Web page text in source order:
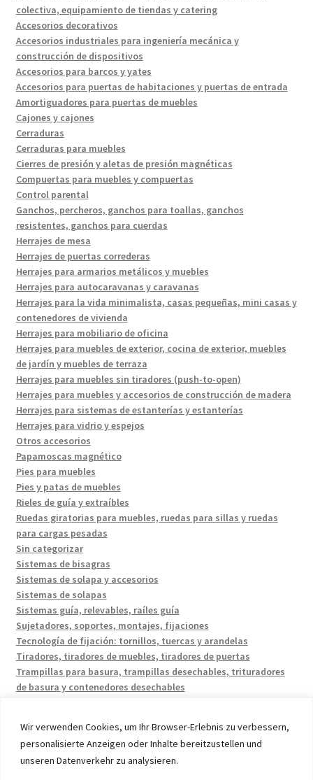
Wir verwenden Cookies, um Ihr Browser-Erlebnis zu verbessern,
personalisierte Anzeigen oder Inhalte bereitzustellen und
unseren Datenverkehr zu analysieren.
colectiva, equipamiento de tiendas y catering
Accesorios decorativos
Accesorios industriales para ingeniería mecánica y
construcción de dispositivos
Accesorios para barcos y yates
Accesorios para puertas de habitaciones y puertas de entrada
Amortiguadores para puertas de muebles
Cajones y cajones
Cerraduras
Cerraduras para muebles
Cierres de presión y aletas de presión magnéticas
Compuertas para muebles y compuertas
Control parental
Ganchos, percheros, ganchos para toallas, ganchos
resistentes, ganchos para cuerdas
Herrajes de mesa
Herrajes de puertas correderas
Herrajes para armarios metálicos y muebles
Herrajes para autocaravanas y caravanas
Herrajes para la vida minimalista, casas pequeñas, mini casas y
contenedores de vivienda
Herrajes para mobiliario de oficina
Herrajes para muebles de exterior, cocina de exterior, muebles
de jardín y muebles de terraza
Herrajes para muebles sin tiradores (push-to-open)
Herrajes para muebles y accesorios de construcción de madera
Herrajes para sistemas de estanterías y estanterías
Herrajes para vidrio y espejos
Otros accesorios
Papamoscas magnético
Pies para muebles
Pies y patas de muebles
Rieles de guía y extraíbles
Ruedas giratorias para muebles, ruedas para sillas y ruedas
para cargas pesadas
Sin categorizar
Sistemas de bisagras
Sistemas de solapa y accesorios
Sistemas de solapas
Sistemas guía, relevables, raíles guía
Sujetadores, soportes, montajes, fijaciones
Tecnología de fijación: tornillos, tuercas y arandelas
Tiradores, tiradores de muebles, tiradores de puertas
Trampillas para basura, trampillas desechables, trituradores
de basura y contenedores desechables